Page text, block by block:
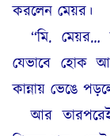
করলেন মেয়র।
“মি.
যেভাবে হোক
কান্নায় ভেঙে
আর